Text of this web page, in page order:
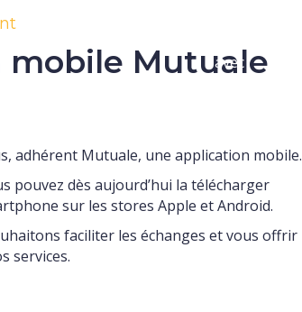
mobile Mutuale
adhérent Mutuale, une application mobile.
pouvez dès aujourd’hui la télécharger
sur les stores Apple et Android.
faciliter les échanges et vous offrir
services.